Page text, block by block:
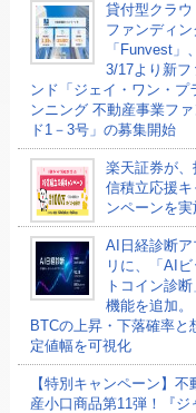
貸付型クラウ
ファンディン
「Funvest」、
3/17より新フ
ンド「ジェイ・ワン・プ
ンニング 不動産事業ファ
ド1－3号」の募集開始
楽天証券が、
信積立応援キ
ンペーンを実
AI日経診断ア
リに、「AIビ
トコイン診断
機能を追加。
BTCの上昇・下落確率と
定値幅を可視化
【特別キャンペーン】不
産小口商品第11弾！『ジ